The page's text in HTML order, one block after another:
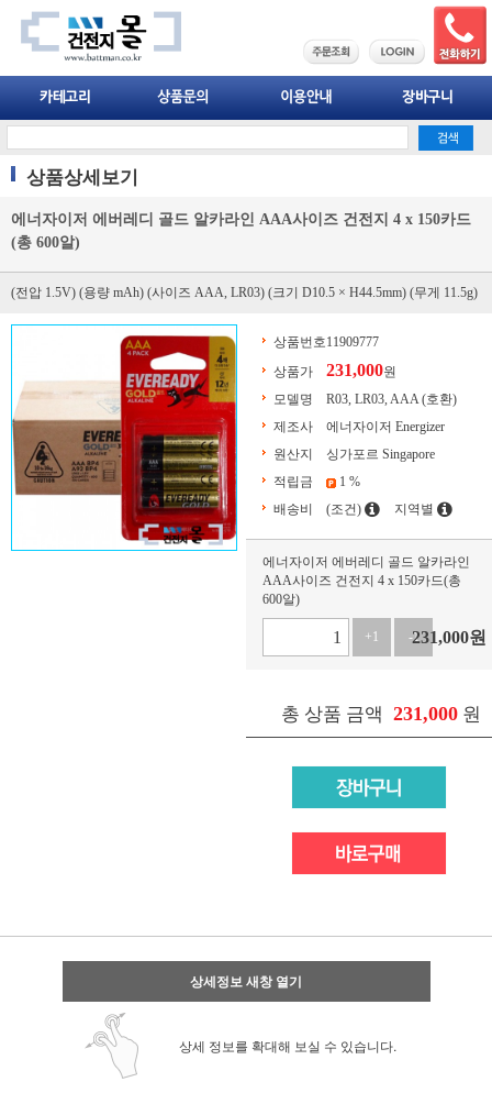
상품상세보기
에너자이저 에버레디 골드 알카라인 AAA사이즈 건전지 4 x 150카드
(총 600알)
(전압 1.5V) (용량 mAh) (사이즈 AAA, LR03) (크기 D10.5 × H44.5mm) (무게 11.5g)
상품번호11909777
상품가
231,000원
모델명
R03, LR03, AAA (호환)
제조사
에너자이저 Energizer
원산지
싱가포르 Singapore
적립금
1 %
배송비
(조건) 지역별
에너자이저 에버레디 골드 알카라인
AAA사이즈 건전지 4 x 150카드(총
600알)
+1 -1231,000원
총 상품 금액 231,000 원
상세정보 새창 열기
상세 정보를 확대해 보실 수 있습니다.